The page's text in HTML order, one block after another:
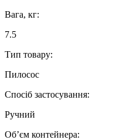
Вага, кг:
7.5
Тип товару:
Пилосос
Спосіб застосування:
Ручний
Об’єм контейнера: